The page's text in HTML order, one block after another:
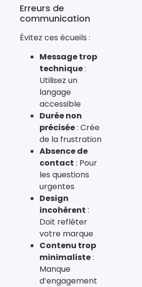
Erreurs de
communication
Évitez ces écueils :
Message trop
technique:
Utilisez un
langage
accessible
Durée non
précisée: Crée
de la frustration
Absence de
contact : Pour
les questions
urgentes
Design
incohérent :
Doit refléter
votre marque
Contenu trop
minimaliste:
Manque
d’engagement